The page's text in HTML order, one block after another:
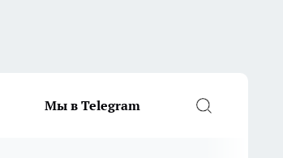
Мы в Telegram